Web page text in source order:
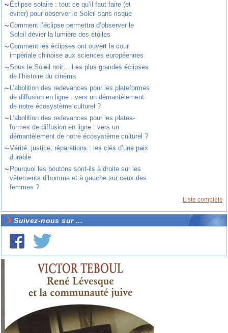
~ Éclipse solaire : tout ce qu’il faut faire (et
éviter) pour observer le Soleil sans risque
~Comment l’éclipse permettra d’observer le
Soleil dévier la lumière des étoiles
~Comment les éclipses ont ouvert la cour
impériale chinoise aux sciences européennes
~Sous le Soleil noir… Les plus grandes éclipses
de l’histoire du cinéma
~ L’abolition des redevances pour les plateformes
de diffusion en ligne : vers un démantèlement
de notre écosystème culturel ?
~ L’abolition des redevances pour les plates-
formes de diffusion en ligne : vers un
démantèlement de notre écosystème culturel ?
~Vérité, justice, réparations : les clés d’une paix
durable
~ Pourquoi les boutons sont-ils à droite sur les
vêtements d’homme et à gauche sur ceux des
femmes ?
Liste complète
Suivez-nous sur ...